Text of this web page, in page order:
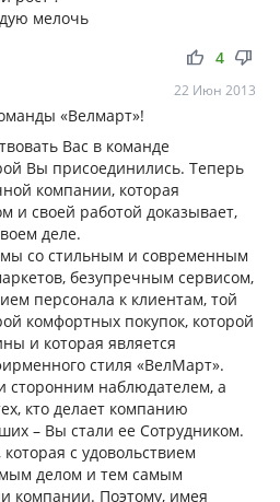
мелочь
thumb_up thumb_down
4
22 Июн 2013
«Велмарт»!
Вас в команде
Вы присоединились. Теперь
компании, которая
и своей работой доказывает,
деле.
со стильным и современным
безупречным сервисом,
персонала к клиентам, той
комфортных покупок, которой
и которая является
стиля «ВелМарт».
наблюдателем, а
кто делает компанию
– Вы стали ее Сотрудником.
с удовольствием
делом и тем самым
компании. Поэтому, имея